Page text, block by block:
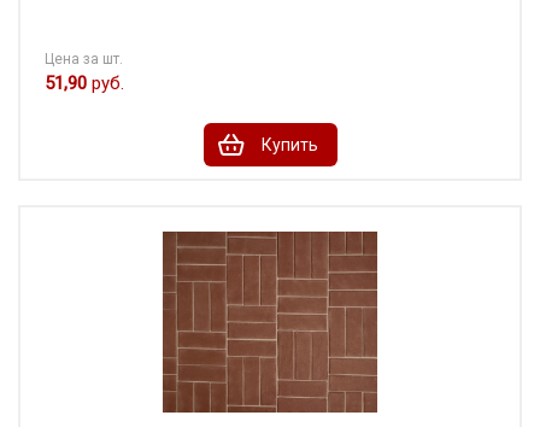
Цена за шт.
51,90 руб.
Купить